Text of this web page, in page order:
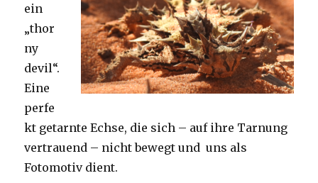
ein
„thor
ny
devil“.
Eine
perfe
kt getarnte Echse, die sich – auf ihre Tarnung
vertrauend – nicht bewegt und uns als
Fotomotiv dient.